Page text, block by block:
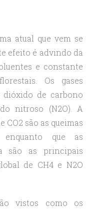
atual que vem se
efeito é advindo da
e constante
Os gases
dióxido de carbono
nitroso (N2O). A
são as queimas
enquanto que as
são as principais
de CH4 e N2O
vistos como os